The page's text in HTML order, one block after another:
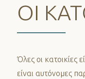
ΟΙ
Όλες οι κατοικίες
είναι αυτόνομες